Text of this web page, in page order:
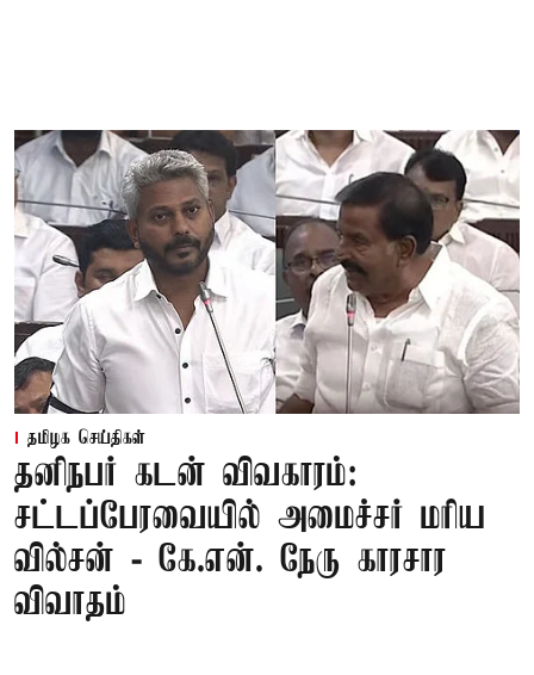
தமிழக செய்திகள்
தனிநபர் கடன் விவகாரம்:
சட்டப்பேரவையில் அமைச்சர் மரிய
வில்சன் - கே.என். நேரு காரசார
விவாதம்